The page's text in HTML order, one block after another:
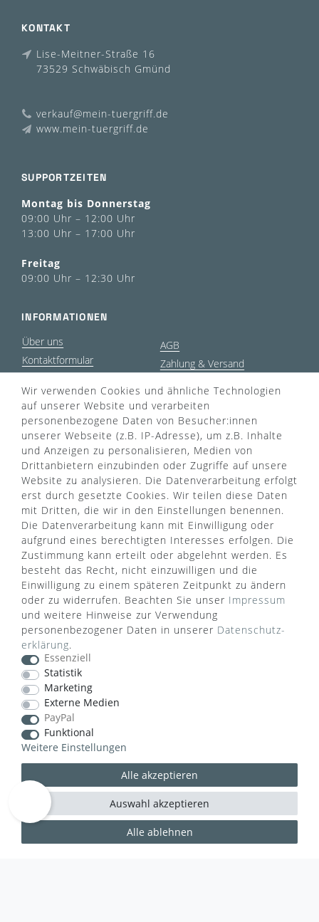
KONTAKT
Lise-Meitner-Straße 16
73529 Schwäbisch Gmünd
verkauf@mein-tuergriff.de
www.mein-tuergriff.de
SUPPORTZEITEN
Montag bis Donnerstag
09:00 Uhr – 12:00 Uhr
13:00 Uhr – 17:00 Uhr
Freitag
09:00 Uhr – 12:30 Uhr
INFORMATIONEN
Über uns
Kontaktformular
Türgriff Lexikon
Widerrufsrecht
Sitemap
AGB
Zahlung & Versand
Impressum
Rücksendung
Markenwelt
Widerruf erklären
ZAHLUNGSARTEN
VERSANDART
WUSSTEN SIE SCHON?
Das Käufersiegel des Händlerbunds garantiert Ihnen
Wir verwenden Cookies und ähnliche Technologien
auf unserer Website und verarbeiten
personenbezogene Daten von Besucher:innen
unserer Webseite (z.B. IP-Adresse), um z.B. Inhalte
und Anzeigen zu personalisieren, Medien von
Drittanbietern einzubinden oder Zugriffe auf unsere
Website zu analysieren. Die Datenverarbeitung erfolgt
erst durch gesetzte Cookies. Wir teilen diese Daten
mit Dritten, die wir in den Einstellungen benennen.
Die Datenverarbeitung kann mit Einwilligung oder
aufgrund eines berechtigten Interesses erfolgen. Die
Zustimmung kann erteilt oder abgelehnt werden. Es
besteht das Recht, nicht einzuwilligen und die
Einwilligung zu einem späteren Zeitpunkt zu ändern
oder zu widerrufen. Beachten Sie unser Impressum
und weitere Hinweise zur Verwendung
personenbezogener Daten in unserer Daten­schutz­
erklärung.
Essenziell
Statistik
Marketing
Externe Medien
PayPal
Funktional
Weitere Einstellungen
Alle akzeptieren
Alle ablehnen
Auswahl akzeptieren